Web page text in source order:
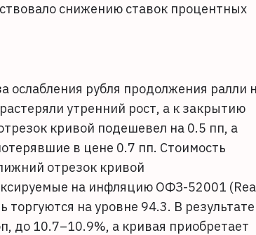
снижению ставок процентных
ослабления рубля продолжения ралли
утренний рост, а к закрытию
кривой подешевел на 0.5 пп, а
в цене 0.7 пп. Стоимость
отрезок кривой
на инфляцию ОФЗ-52001
на уровне 94.3. В результате
до 10.7–10.9%, а кривая приобретает